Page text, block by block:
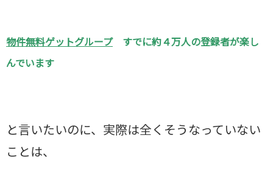
物件無料ゲットグループ
すでに約４万人の登録者が楽し
んでいます
と言いたいのに、実際は全くそうなっていない
ことは、